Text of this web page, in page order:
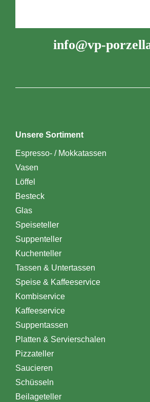
info@vp-
Unsere Sortiment
Espresso- / Mokkatassen
Vasen
Löffel
Besteck
Glas
Speiseteller
Suppenteller
Kuchenteller
Tassen & Untertassen
Speise & Kaffeeservice
Kombiservice
Kaffeeservice
Suppentassen
Platten & Servierschalen
Pizzateller
Saucieren
Schüsseln
Beilageteller